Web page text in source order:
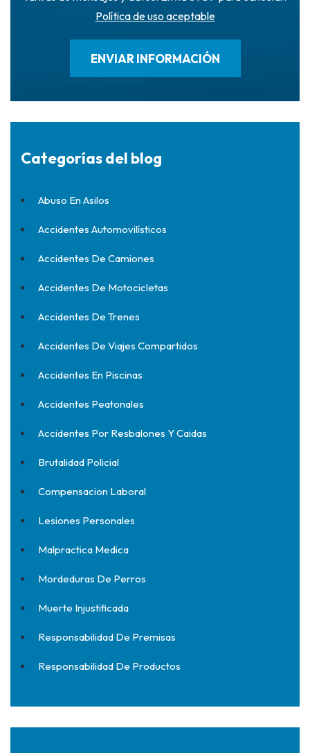
Política de uso aceptable
Categorías del blog
Abuso En Asilos
Accidentes Automovilísticos
Accidentes De Camiones
Accidentes De Motocicletas
Accidentes De Trenes
Accidentes De Viajes Compartidos
Accidentes En Piscinas
Accidentes Peatonales
Accidentes Por Resbalones Y Caidas
Brutalidad Policial
Compensacion Laboral
Lesiones Personales
Malpractica Medica
Mordeduras De Perros
Muerte Injustificada
Responsabilidad De Premisas
Responsabilidad De Productos